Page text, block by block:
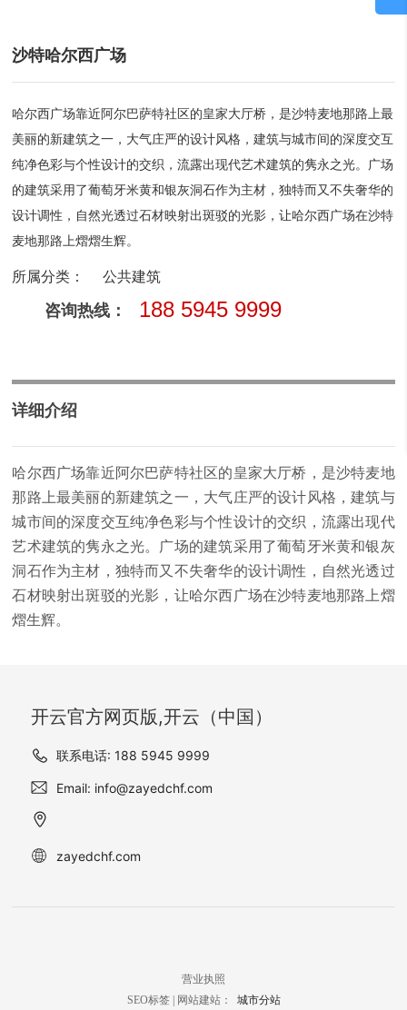
沙特哈尔西广场
哈尔西广场靠近阿尔巴萨特社区的皇家大厅桥，是沙特麦地那路上最
美丽的新建筑之一，大气庄严的设计风格，建筑与城市间的深度交互
纯净色彩与个性设计的交织，流露出现代艺术建筑的隽永之光。广场
的建筑采用了葡萄牙米黄和银灰洞石作为主材，独特而又不失奢华的
设计调性，自然光透过石材映射出斑驳的光影，让哈尔西广场在沙特
麦地那路上熠熠生辉。
所属分类： 公共建筑
咨询热线： 188 5945 9999
详细介绍
哈尔西广场靠近阿尔巴萨特社区的皇家大厅桥，是沙特麦地
那路上最美丽的新建筑之一，大气庄严的设计风格，建筑与
城市间的深度交互纯净色彩与个性设计的交织，流露出现代
艺术建筑的隽永之光。广场的建筑采用了葡萄牙米黄和银灰
洞石作为主材，独特而又不失奢华的设计调性，自然光透过
石材映射出斑驳的光影，让哈尔西广场在沙特麦地那路上熠
熠生辉。
开云官方网页版,开云（中国）
联系电话: 188 5945 9999
Email: info@zayedchf.com
zayedchf.com
营业执照
SEO标签| 网站建站： 城市分站